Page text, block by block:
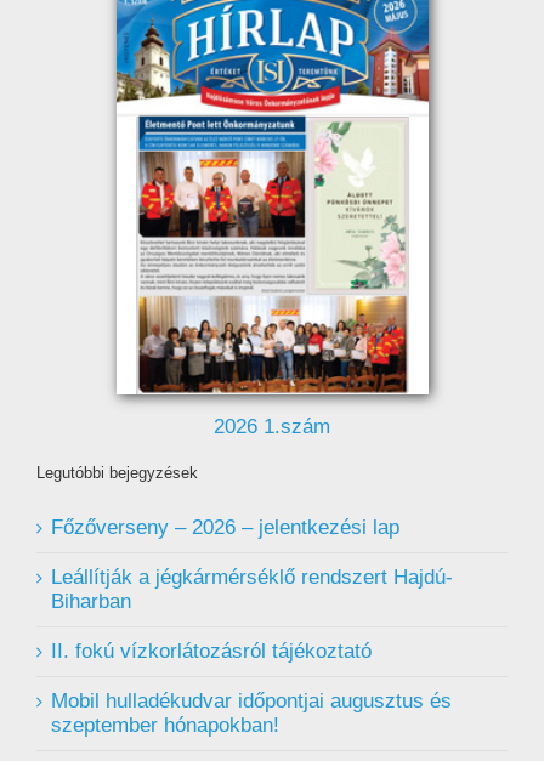
2026 1.szám
Legutóbbi bejegyzések
Főzőverseny – 2026 – jelentkezési lap
Leállítják a jégkármérséklő rendszert Hajdú-
Biharban
II. fokú vízkorlátozásról tájékoztató
Mobil hulladékudvar ️időpontjai augusztus és
szeptember hónapokban!